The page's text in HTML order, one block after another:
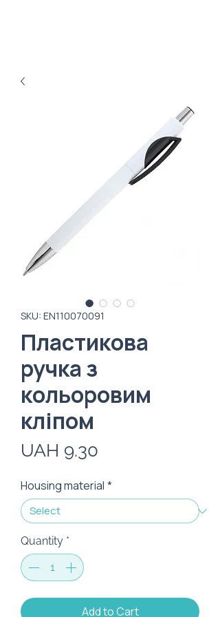
SKU: EN110070091
Пластикова
ручка з
кольоровим
кліпом
UAH 9.30
Housing material *
Quantity *
Add to Cart